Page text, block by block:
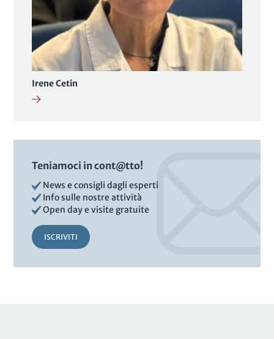
Irene Cetin
Teniamoci in cont@tto!
News e consigli dagli esperti
Info sulle nostre attività
Open day e visite gratuite
ISCRIVITI